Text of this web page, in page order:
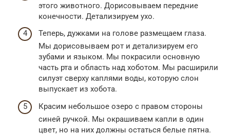
этого животного. Дорисовываем передние
конечности. Детализируем ухо.
Теперь, дужками на голове размещаем глаза.
Мы дорисовываем рот и детализируем его
зубами и языком. Мы покрасили основную
часть рта и область над хоботом. Мы расширили
силуэт сверху каплями воды, которую слон
выпускает из хобота.
Красим небольшое озеро с правом стороны
синей ручкой. Мы окрашиваем капли в один
цвет, но на них должны остаться белые пятна.